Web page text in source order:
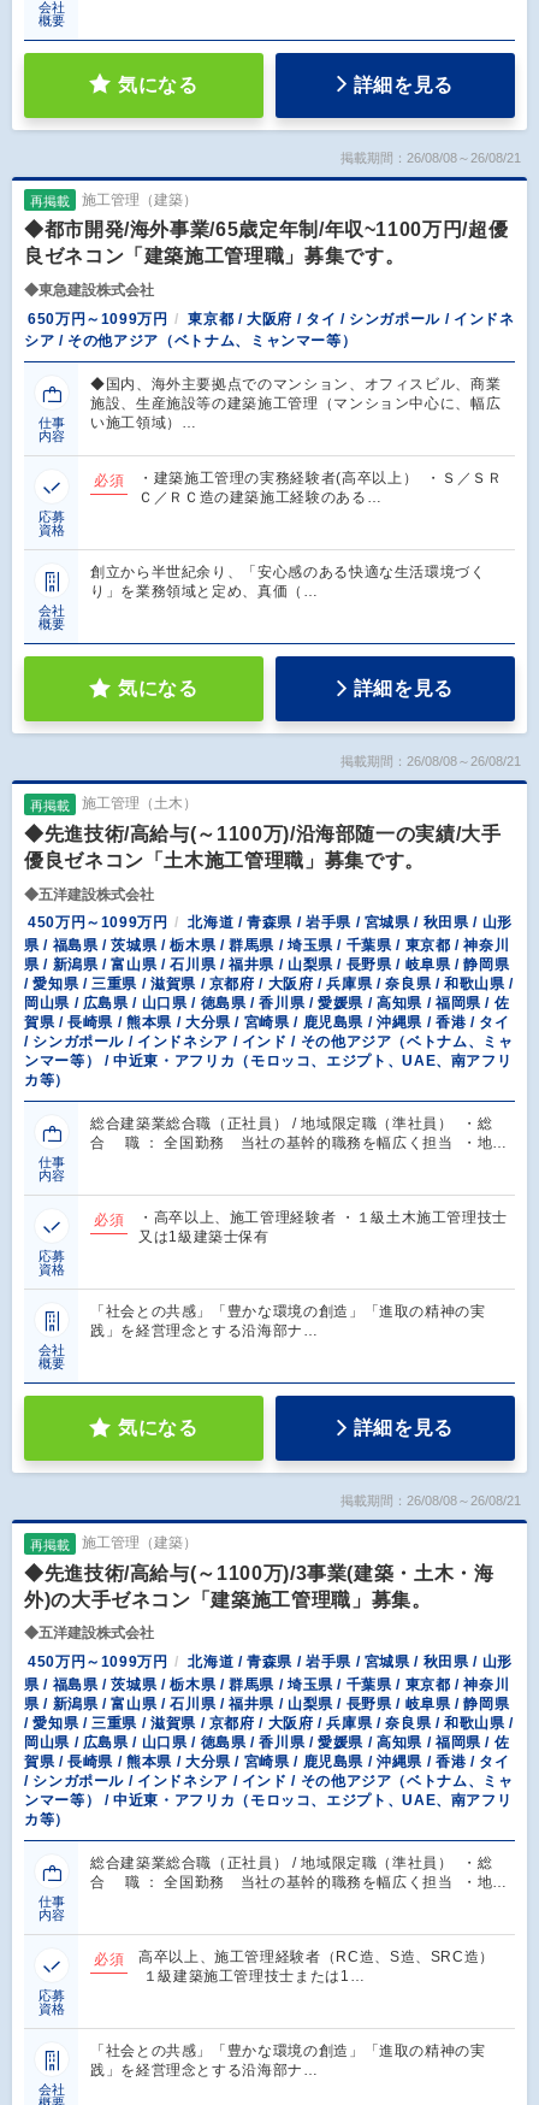
会社
概要
気になる 詳細を見る
掲載期間：26/08/08～26/08/21
再掲載 施工管理（建築）
◆都市開発/海外事業/65歳定年制/年収~1100万円/超優
良ゼネコン「建築施工管理職」募集です。
◆東急建設株式会社
650万円～1099万円
東京都 / 大阪府 / タイ / シンガポール / インドネ
シア / その他アジア（ベトナム、ミャンマー等）
仕事
内容
◆国内、海外主要拠点でのマンション、オフィスビル、商業
施設、生産施設等の建築施工管理（マンション中心に、幅広
い施工領域）…
応募
資格
必須
・建築施工管理の実務経験者(高卒以上） ・Ｓ／ＳＲ
Ｃ／ＲＣ造の建築施工経験のある…
会社
概要
創立から半世紀余り、「安心感のある快適な生活環境づく
り」を業務領域と定め、真価（…
気になる 詳細を見る
掲載期間：26/08/08～26/08/21
再掲載 施工管理（土木）
◆先進技術/高給与(～1100万)/沿海部随一の実績/大手
優良ゼネコン「土木施工管理職」募集です。
◆五洋建設株式会社
450万円～1099万円
北海道 / 青森県 / 岩手県 / 宮城県 / 秋田県 / 山形
県 / 福島県 / 茨城県 / 栃木県 / 群馬県 / 埼玉県 / 千葉県 / 東京都 / 神奈川
県 / 新潟県 / 富山県 / 石川県 / 福井県 / 山梨県 / 長野県 / 岐阜県 / 静岡県
/ 愛知県 / 三重県 / 滋賀県 / 京都府 / 大阪府 / 兵庫県 / 奈良県 / 和歌山県 /
岡山県 / 広島県 / 山口県 / 徳島県 / 香川県 / 愛媛県 / 高知県 / 福岡県 / 佐
賀県 / 長崎県 / 熊本県 / 大分県 / 宮崎県 / 鹿児島県 / 沖縄県 / 香港 / タイ
/ シンガポール / インドネシア / インド / その他アジア（ベトナム、ミャ
ンマー等） / 中近東・アフリカ（モロッコ、エジプト、UAE、南アフリ
カ等）
仕事
内容
総合建築業総合職（正社員） / 地域限定職（準社員） ・総
合 職 ： 全国勤務 当社の基幹的職務を幅広く担当 ・地…
応募
資格
必須
・高卒以上、施工管理経験者 ・１級土木施工管理技士
又は1級建築士保有
会社
概要
「社会との共感」「豊かな環境の創造」「進取の精神の実
践」を経営理念とする沿海部ナ…
気になる 詳細を見る
掲載期間：26/08/08～26/08/21
再掲載 施工管理（建築）
◆先進技術/高給与(～1100万)/3事業(建築・土木・海
外)の大手ゼネコン「建築施工管理職」募集。
◆五洋建設株式会社
450万円～1099万円
北海道 / 青森県 / 岩手県 / 宮城県 / 秋田県 / 山形
県 / 福島県 / 茨城県 / 栃木県 / 群馬県 / 埼玉県 / 千葉県 / 東京都 / 神奈川
県 / 新潟県 / 富山県 / 石川県 / 福井県 / 山梨県 / 長野県 / 岐阜県 / 静岡県
/ 愛知県 / 三重県 / 滋賀県 / 京都府 / 大阪府 / 兵庫県 / 奈良県 / 和歌山県 /
岡山県 / 広島県 / 山口県 / 徳島県 / 香川県 / 愛媛県 / 高知県 / 福岡県 / 佐
賀県 / 長崎県 / 熊本県 / 大分県 / 宮崎県 / 鹿児島県 / 沖縄県 / 香港 / タイ
/ シンガポール / インドネシア / インド / その他アジア（ベトナム、ミャ
ンマー等） / 中近東・アフリカ（モロッコ、エジプト、UAE、南アフリ
カ等）
仕事
内容
総合建築業総合職（正社員） / 地域限定職（準社員） ・総
合 職 ： 全国勤務 当社の基幹的職務を幅広く担当 ・地…
応募
資格
必須
高卒以上、施工管理経験者（RC造、S造、SRC造）
１級建築施工管理技士または1…
会社
「社会との共感」「豊かな環境の創造」「進取の精神の実
践」を経営理念とする沿海部ナ…